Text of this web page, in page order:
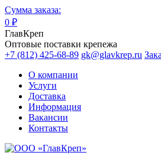
Сумма заказа:
0 ₽
ГлавКреп
Оптовые поставки крепежа
+7 (812) 425-68-89 gk@glavkrep.ru
О компании
Услуги
Доставка
Информация
Вакансии
Контакты